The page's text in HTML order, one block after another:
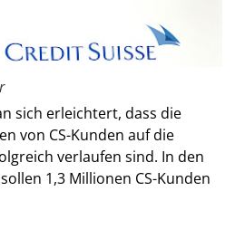
sich erleichtert, dass die
von CS-Kunden auf die
verlaufen sind. In den
1,3 Millionen CS-Kunden